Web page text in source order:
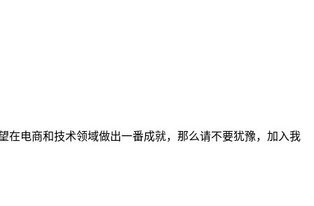
在电商和技术领域做出一番成就，那么请不要犹豫，加入我